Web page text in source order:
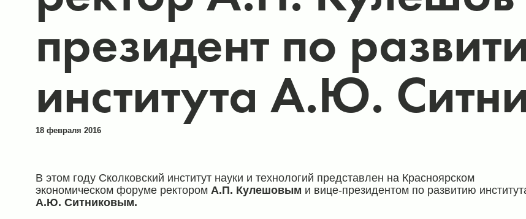
президент по
института А.Ю.
18 февраля 2016
В этом году Сколковский институт науки и технологий представлен на Красноярском
экономическом форуме ректором А.П. Кулешовым и вице-президентом по развитию
А.Ю. Ситниковым.